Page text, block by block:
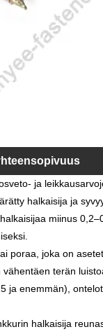
ja
halkaisija ja
miinus
poraa, joka on
terän
ja enemmän),
halkaisija